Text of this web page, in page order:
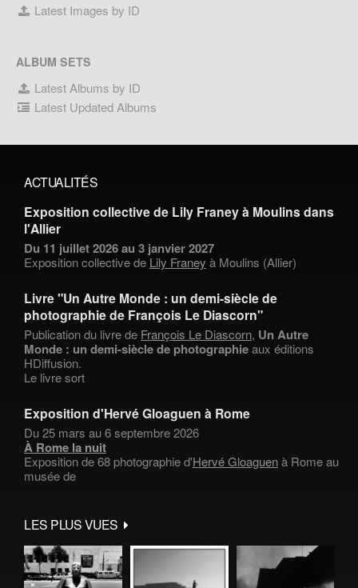
Latest Images by ID
ALBUM SETS
Latest Albums by ID
Latest Updated Albums
ACTUALITÉS
Exposition collective de Lily Franey à Moulins dans
l'Allier
Du 11 juillet 2026 au 3 janvier 2027
Exposition collective de Lily Franey à Moulins (Allier)
Livre "Un Autre Monde : un demi-siècle de
photographie de François Le Diascorn"
Publication du livre de François Le Diascorn, Un Autre
Monde : un demi-siècle de photographieaux éditions
HDiffusion.
Le livre sort
Exposition d'Hervé Gloaguen à Rome
Du 25 mars au 6 septembre 2026
À Rome la nuit
Exposition de 68 photographie d'Hervé Gloaguenà Rome au
musée de
LES PLUS VUES